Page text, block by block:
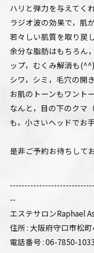
ハリと弾力を与えてく
ラジオ波の効果で，肌
若々しい肌質を取り戻
余分な脂肪はもちろん
ップ，むくみ解消も(^^)
シワ，シミ，毛穴の開
お肌のトーンもワント
なんと，目の下のクマ
も，小さいヘッドでお
是非ご予約お待ちして
--
エステサロンRaphael
住所 : 大阪府守口市松
電話番号 : 06-7850-